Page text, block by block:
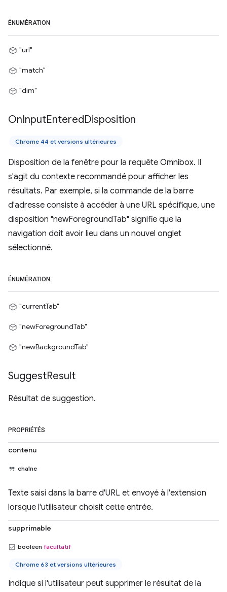
ÉNUMÉRATION
"url"
"match"
"dim"
OnInputEnteredDisposition
Chrome 44 et versions ultérieures
Disposition de la fenêtre pour la requête Omnibox. Il
s'agit du contexte recommandé pour afficher les
résultats. Par exemple, si la commande de la barre
d'adresse consiste à accéder à une URL spécifique, une
disposition "newForegroundTab" signifie que la
navigation doit avoir lieu dans un nouvel onglet
sélectionné.
ÉNUMÉRATION
"currentTab"
"newForegroundTab"
"newBackgroundTab"
SuggestResult
Résultat de suggestion.
PROPRIÉTÉS
contenu
chaîne
Texte saisi dans la barre d'URL et envoyé à l'extension
lorsque l'utilisateur choisit cette entrée.
supprimable
booléen facultatif
Chrome 63 et versions ultérieures
Indique si l'utilisateur peut supprimer le résultat de la